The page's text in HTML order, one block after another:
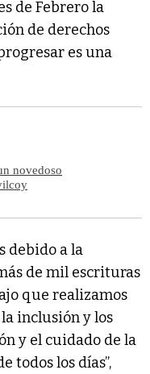
de Febrero la
de derechos
es una
novedoso
debido a la
de mil escrituras
que realizamos
inclusión y los
y el cuidado de la
todos los días”,